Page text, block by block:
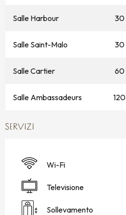
Salle Harbour 30
Salle Saint-Malo 30
Salle Cartier 60
Salle Ambassadeurs 120
SERVIZI
Wi-Fi
Televisione
Sollevamento